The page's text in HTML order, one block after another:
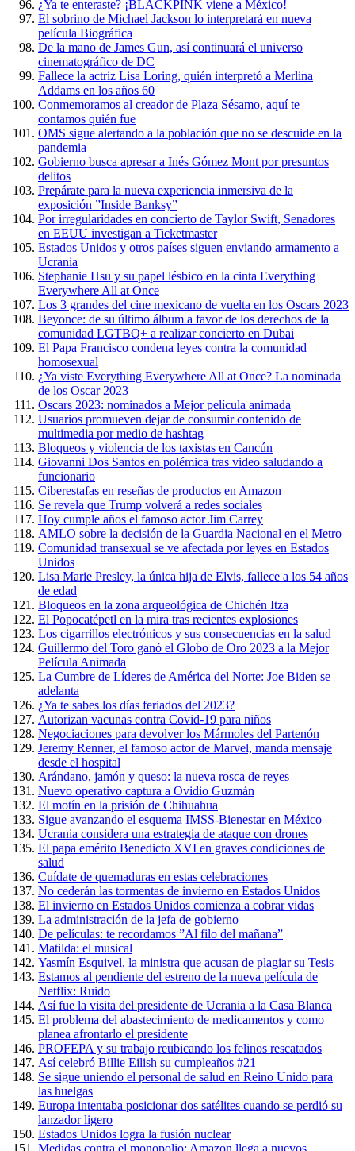
¿Ya te enteraste? ¡BLACKPINK viene a México!
El sobrino de Michael Jackson lo interpretará en nueva
película Biográfica
De la mano de James Gun, así continuará el universo
cinematográfico de DC
Fallece la actriz Lisa Loring, quién interpretó a Merlina
Addams en los años 60
Conmemoramos al creador de Plaza Sésamo, aquí te
contamos quién fue
OMS sigue alertando a la población que no se descuide en la
pandemia
Gobierno busca apresar a Inés Gómez Mont por presuntos
delitos
Prepárate para la nueva experiencia inmersiva de la
exposición ”Inside Banksy”
Por irregularidades en concierto de Taylor Swift, Senadores
en EEUU investigan a Ticketmaster
Estados Unidos y otros países siguen enviando armamento a
Ucrania
Stephanie Hsu y su papel lésbico en la cinta Everything
Everywhere All at Once
Los 3 grandes del cine mexicano de vuelta en los Oscars 2023
Beyonce: de su último álbum a favor de los derechos de la
comunidad LGTBQ+ a realizar concierto en Dubai
El Papa Francisco condena leyes contra la comunidad
homosexual
¿Ya viste Everything Everywhere All at Once? La nominada
de los Oscar 2023
Oscars 2023: nominados a Mejor película animada
Usuarios promueven dejar de consumir contenido de
multimedia por medio de hashtag
Bloqueos y violencia de los taxistas en Cancún
Giovanni Dos Santos en polémica tras video saludando a
funcionario
Ciberestafas en reseñas de productos en Amazon
Se revela que Trump volverá a redes sociales
Hoy cumple años el famoso actor Jim Carrey
AMLO sobre la decisión de la Guardia Nacional en el Metro
Comunidad transexual se ve afectada por leyes en Estados
Unidos
Lisa Marie Presley, la única hija de Elvis, fallece a los 54 años
de edad
Bloqueos en la zona arqueológica de Chichén Itza
El Popocatépetl en la mira tras recientes explosiones
Los cigarrillos electrónicos y sus consecuencias en la salud
Guillermo del Toro ganó el Globo de Oro 2023 a la Mejor
Película Animada
La Cumbre de Líderes de América del Norte: Joe Biden se
adelanta
¿Ya te sabes los días feriados del 2023?
Autorizan vacunas contra Covid-19 para niños
Negociaciones para devolver los Mármoles del Partenón
Jeremy Renner, el famoso actor de Marvel, manda mensaje
desde el hospital
Arándano, jamón y queso: la nueva rosca de reyes
Nuevo operativo captura a Ovidio Guzmán
El motín en la prisión de Chihuahua
Sigue avanzando el esquema IMSS-Bienestar en México
Ucrania considera una estrategia de ataque con drones
El papa emérito Benedicto XVI en graves condiciones de
salud
Cuídate de quemaduras en estas celebraciones
No cederán las tormentas de invierno en Estados Unidos
El invierno en Estados Unidos comienza a cobrar vidas
La administración de la jefa de gobierno
De películas: te recordamos ”Al filo del mañana”
Matilda: el musical
Yasmín Esquivel, la ministra que acusan de plagiar su Tesis
Estamos al pendiente del estreno de la nueva película de
Netflix: Ruido
Así fue la visita del presidente de Ucrania a la Casa Blanca
El problema del abastecimiento de medicamentos y como
planea afrontarlo el presidente
PROFEPA y su trabajo reubicando los felinos rescatados
Así celebró Billie Eilish su cumpleaños #21
Se sigue uniendo el personal de salud en Reino Unido para
las huelgas
Europa intentaba posicionar dos satélites cuando se perdió su
lanzador ligero
Estados Unidos logra la fusión nuclear
Medidas contra el monopolio: Amazon llega a nuevos